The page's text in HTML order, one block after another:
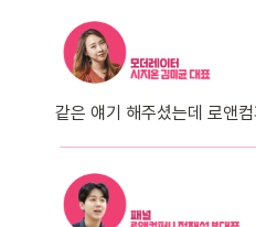
같은 얘기 해주셨는데 로앤